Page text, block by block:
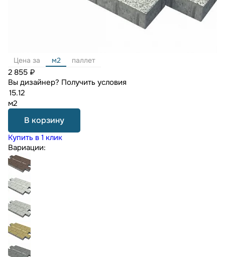
Цена за м2 паллет
2 855 ₽
Вы дизайнер? Получить условия
м2
В корзину
Купить в 1 клик
Вариации: